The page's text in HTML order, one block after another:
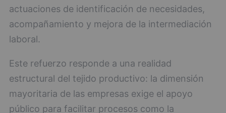
actuaciones de identificación de necesidades,
acompañamiento y mejora de la intermediación
laboral.
Este refuerzo responde a una realidad
estructural del tejido productivo: la dimensión
mayoritaria de las empresas exige el apoyo
público para facilitar procesos como la